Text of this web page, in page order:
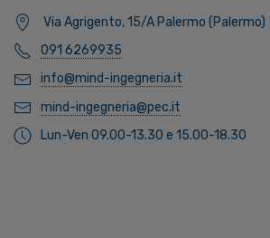
Via Agrigento, 15/A Palermo (Palermo)
091 6269935
info@mind-ingegneria.it
mind-ingegneria@pec.it
Lun-Ven 09.00-13.30 e 15.00-18.30